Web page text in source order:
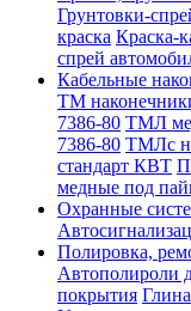
Грунтовки-
краска Краска-
спрей
Кабельные
ТМ
7386-80 ТМЛ
7386-80 ТМЛс
стандарт КВТ
медные под
Охранные
Полировка,
Автополироли
покрытия